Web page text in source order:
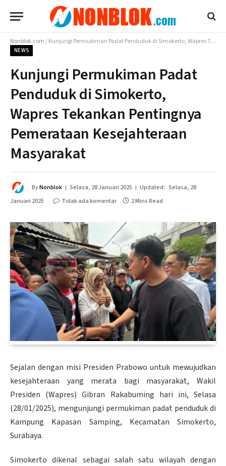
Nonblok.com/Kunjungi Permukiman Padat Penduduk di Simokerto, Wapres Tekankan Pentingnya Pemerataan Kesejahteraan Masyarakat
NEWS
Kunjungi Permukiman Padat
Penduduk di Simokerto,
Wapres Tekankan Pentingnya
Pemerataan Kesejahteraan
Masyarakat
ByNonblok Selasa, 28 Januari 2025 Updated: Selasa, 28
Januari 2025
Tidak ada komentar 2 Mins Read
Sejalan dengan misi Presiden Prabowo untuk mewujudkan
kesejahteraan yang merata bagi masyarakat, Wakil
Presiden (Wapres) Gibran Rakabuming hari ini, Selasa
(28/01/2025), mengunjungi permukiman padat penduduk di
Kampung Kapasan Samping, Kecamatan Simokerto,
Surabaya.
Simokerto dikenal sebagai salah satu wilayah dengan